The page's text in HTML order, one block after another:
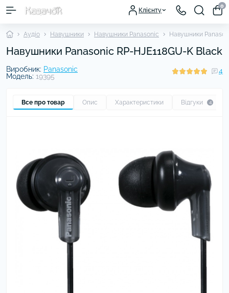
Клієнту
0
Аудіо Навушники Навушники Panasonic Навушники
Навушники Panasonic RP-HJE118GU-K Black
Виробник: Panasonic
Модель: 19395
4
Все про товар Опис Характеристики Відгуки 4